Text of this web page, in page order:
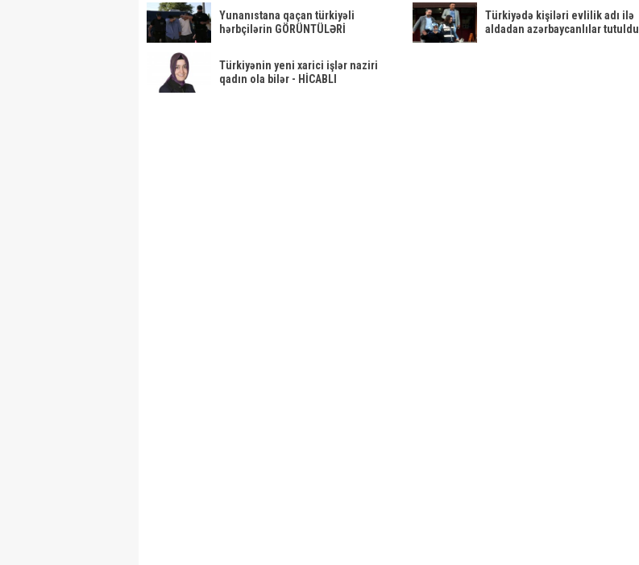
Yunanıstana qaçan türkiyəli
hərbçilərin GÖRÜNTÜLƏRİ
Türkiyədə kişiləri evlilik adı ilə
aldadan azərbaycanlılar tutuldu
Türkiyənin yeni xarici işlər naziri
qadın ola bilər - HİCABLI